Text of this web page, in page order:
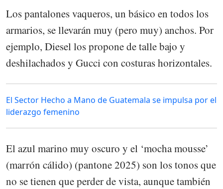
Los pantalones vaqueros, un básico en todos los
armarios, se llevarán muy (pero muy) anchos. Por
ejemplo, Diesel los propone de talle bajo y
deshilachados y Gucci con costuras horizontales.
El Sector Hecho a Mano de Guatemala se impulsa por el
liderazgo femenino
El azul marino muy oscuro y el ‘mocha mousse’
(marrón cálido) (pantone 2025) son los tonos que
no se tienen que perder de vista, aunque también